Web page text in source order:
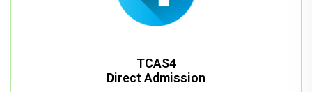
TCAS4
Direct Admission